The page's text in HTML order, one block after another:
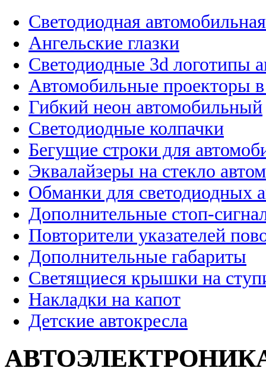
Светодиодная
Ангельские глазки
Светодиодные 3d логотипы
Автомобильные проекторы
Гибкий неон автомобильный
Светодиодные колпачки
Бегущие строки для
Эквалайзеры на стекло
Обманки для светодиодных
Дополнительные стоп-
Повторители указателей
Дополнительные габариты
Светящиеся крышки на
Накладки на капот
Детские автокресла